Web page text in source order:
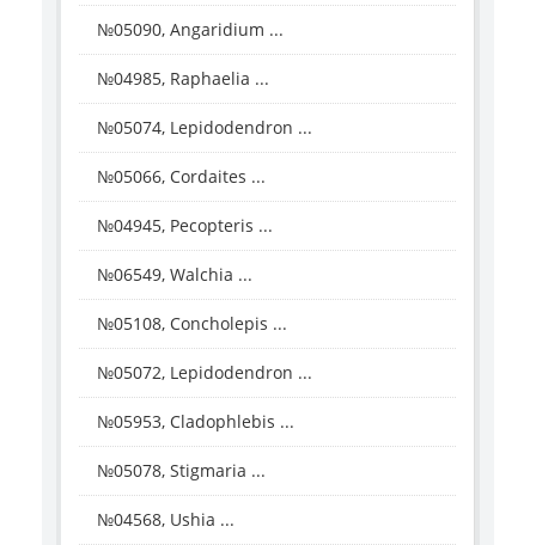
№05090, Angaridium ...
№04985, Raphaelia ...
№05074, Lepidodendron ...
№05066, Cordaites ...
№04945, Pecopteris ...
№06549, Walchia ...
№05108, Concholepis ...
№05072, Lepidodendron ...
№05953, Cladophlebis ...
№05078, Stigmaria ...
№04568, Ushia ...